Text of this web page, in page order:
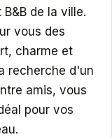
de la ville.
vous des
charme et
recherche d'un
amis, vous
pour vos